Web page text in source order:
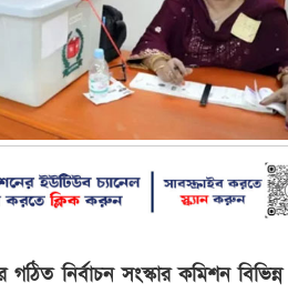
গঠিত নির্বাচন সংস্কার কমিশন বিভিন্ন